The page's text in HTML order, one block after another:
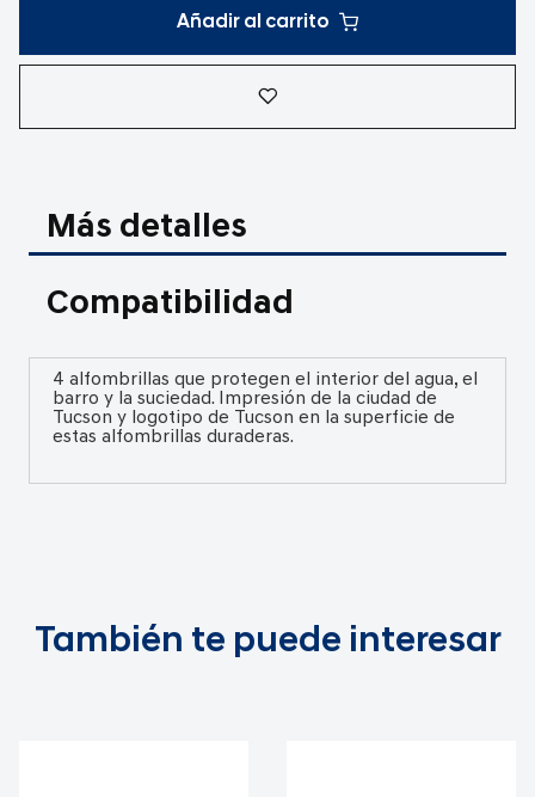
Añadir al carrito
Más detalles
Compatibilidad
4 alfombrillas que protegen el interior del agua, el
barro y la suciedad. Impresión de la ciudad de
Tucson y logotipo de Tucson en la superficie de
estas alfombrillas duraderas.
También te puede interesar